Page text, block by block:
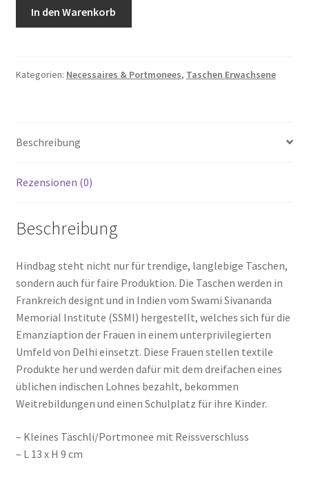
In den Warenkorb
Kategorien: Necessaires & Portmonees, Taschen Erwachsene
Beschreibung
Rezensionen (0)
Beschreibung
Hindbag steht nicht nur für trendige, langlebige Taschen,
sondern auch für faire Produktion. Die Taschen werden in
Frankreich designt und in Indien vom Swami Sivananda
Memorial Institute (SSMI) hergestellt, welches sich für die
Emanziaption der Frauen in einem unterprivilegierten
Umfeld von Delhi einsetzt. Diese Frauen stellen textile
Produkte her und werden dafür mit dem dreifachen eines
üblichen indischen Lohnes bezahlt, bekommen
Weitrebildungen und einen Schulplatz für ihre Kinder.
– Kleines Täschli/Portmonee mit Reissverschluss
– L 13 x H 9 cm